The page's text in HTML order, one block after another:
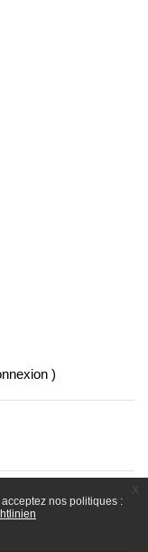
nos politiques :
)